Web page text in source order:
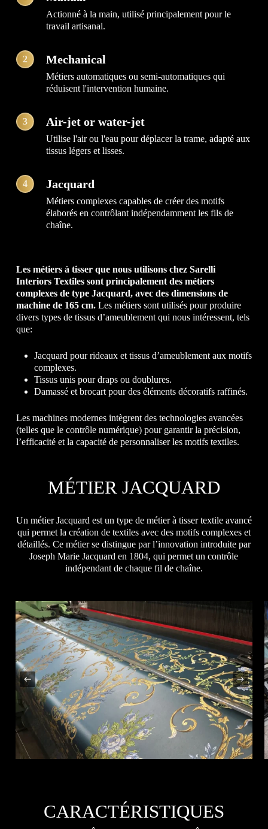
Actionné à la main, utilisé principalement pour le
travail artisanal.
2 Mechanical
Métiers automatiques ou semi-automatiques qui
réduisent l'intervention humaine.
3 Air-jet or water-jet
Utilise l'air ou l'eau pour déplacer la trame, adapté aux
tissus légers et lisses.
4 Jacquard
Métiers complexes capables de créer des motifs
élaborés en contrôlant indépendamment les fils de
chaîne.
Les métiers à tisser que nous utilisons chez Sarelli
Interiors Textiles sont principalement des métiers
complexes de type Jacquard, avec des dimensions de
machine de 165 cm.Les métiers sont utilisés pour produire
divers types de tissus d’ameublement qui nous intéressent, tels
que:
Jacquard pour rideaux et tissus d’ameublement aux motifs
complexes.
Tissus unis pour draps ou doublures.
Damassé et brocart pour des éléments décoratifs raffinés.
Les machines modernes intègrent des technologies avancées
(telles que le contrôle numérique) pour garantir la précision,
l’efficacité et la capacité de personnaliser les motifs textiles.
MÉTIER JACQUARD
Un métier Jacquard est un type de métier à tisser textile avancé
qui permet la création de textiles avec des motifs complexes et
détaillés. Ce métier se distingue par l’innovation introduite par
Joseph Marie Jacquard en 1804, qui permet un contrôle
indépendant de chaque fil de chaîne.
CARACTÉRISTIQUES